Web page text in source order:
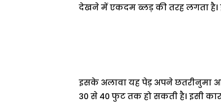
देखने में एकदम ब्लड़ की तरह लगता है।
इसके अलावा यह पेड़ अपने छतरीनुमा
30 से 40 फुट तक हो सकती है। इसी